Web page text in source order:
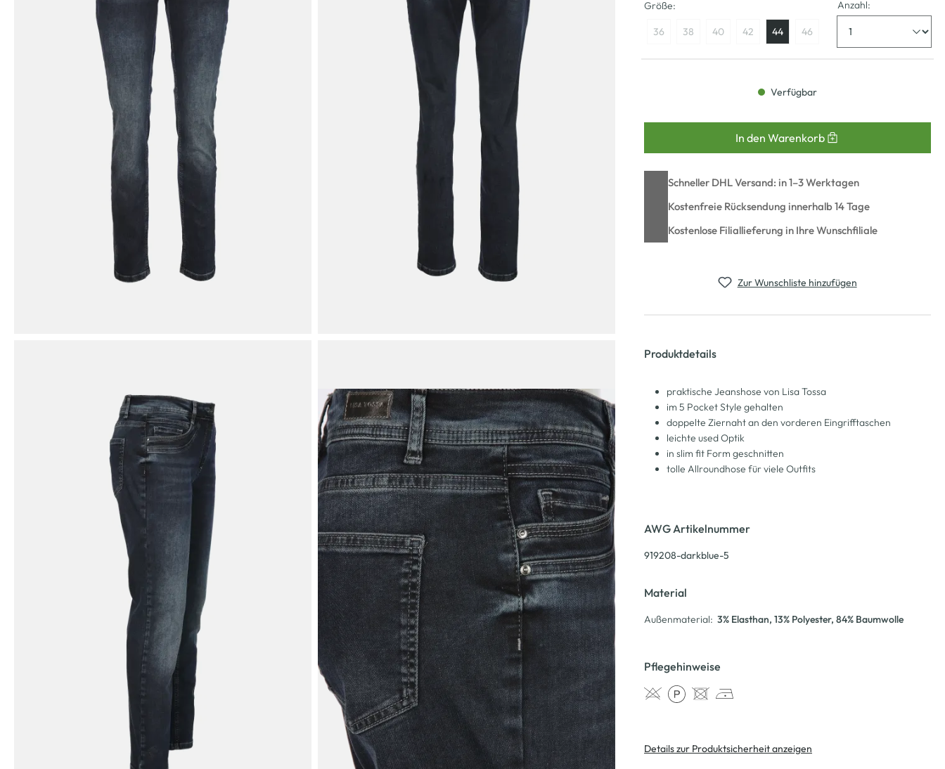
Größe:
36 38 40 42 44 46
Anzahl:
Verfügbar
In den Warenkorb
Schneller DHL Versand: in 1–3 Werktagen
Kostenfreie Rücksendung innerhalb 14 Tage
Kostenlose Filiallieferung in Ihre Wunschfiliale
Zur Wunschliste hinzufügen
Produktdetails
praktische Jeanshose von Lisa Tossa
im 5 Pocket Style gehalten
doppelte Ziernaht an den vorderen Eingrifftaschen
leichte used Optik
in slim fit Form geschnitten
tolle Allroundhose für viele Outfits
AWG Artikelnummer
919208-darkblue-5
Material
Außenmaterial: 3% Elasthan, 13% Polyester, 84% Baumwolle
Pflegehinweise
Details zur Produktsicherheit anzeigen